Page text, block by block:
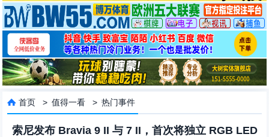
 首页 >值得一看 >热门事件
索尼发布 Bravia 9 II 与 7 II，首次将独立 RGB LED